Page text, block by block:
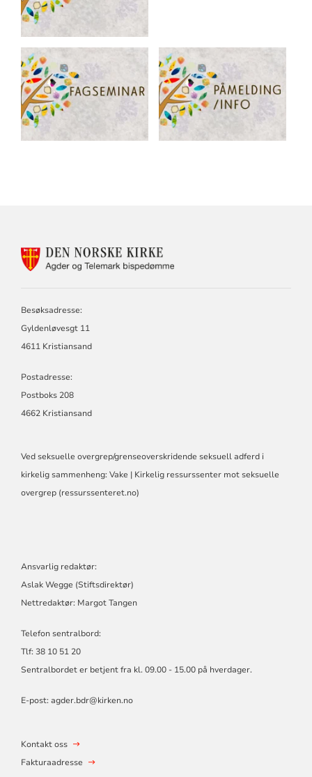
FOR
Besøksadresse:
Gyldenløvesgt 11
4611 Kristiansand
Postadresse:
Postboks 208
4662 Kristiansand
Ved seksuelle overgrep/grenseoverskridende seksuell adferd i
kirkelig sammenheng: Vake | Kirkelig ressurssenter mot seksuelle
overgrep (ressurssenteret.no)
Ansvarlig redaktør:
Aslak Wegge (Stiftsdirektør)
Nettredaktør: Margot Tangen
Telefon sentralbord:
Tlf: 38 10 51 20
Sentralbordet er betjent fra kl. 09.00 - 15.00 på hverdager.
E-post: agder.bdr@kirken.no
Kontakt oss
Fakturaadresse